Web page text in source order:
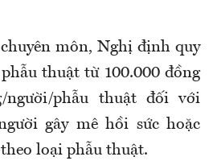
môn, Nghị định quy
thuật từ 100.000 đồng
người/phẫu thuật đối với
gây mê hồi sức hoặc
loại phẫu thuật.